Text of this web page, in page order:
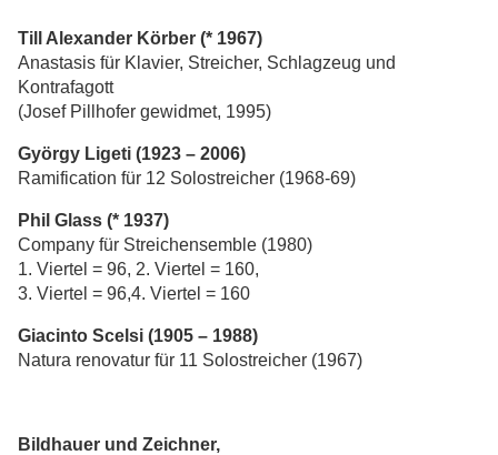
Till Alexander Körber (* 1967)
Anastasis für Klavier, Streicher, Schlagzeug und
Kontrafagott
(Josef Pillhofer gewidmet, 1995)
György Ligeti (1923 – 2006)
Ramification für 12 Solostreicher (1968-69)
Phil Glass (* 1937)
Company für Streichensemble (1980)
1. Viertel = 96, 2. Viertel = 160,
3. Viertel = 96,4. Viertel = 160
Giacinto Scelsi (1905 – 1988)
Natura renovatur für 11 Solostreicher (1967)
Bildhauer und Zeichner,